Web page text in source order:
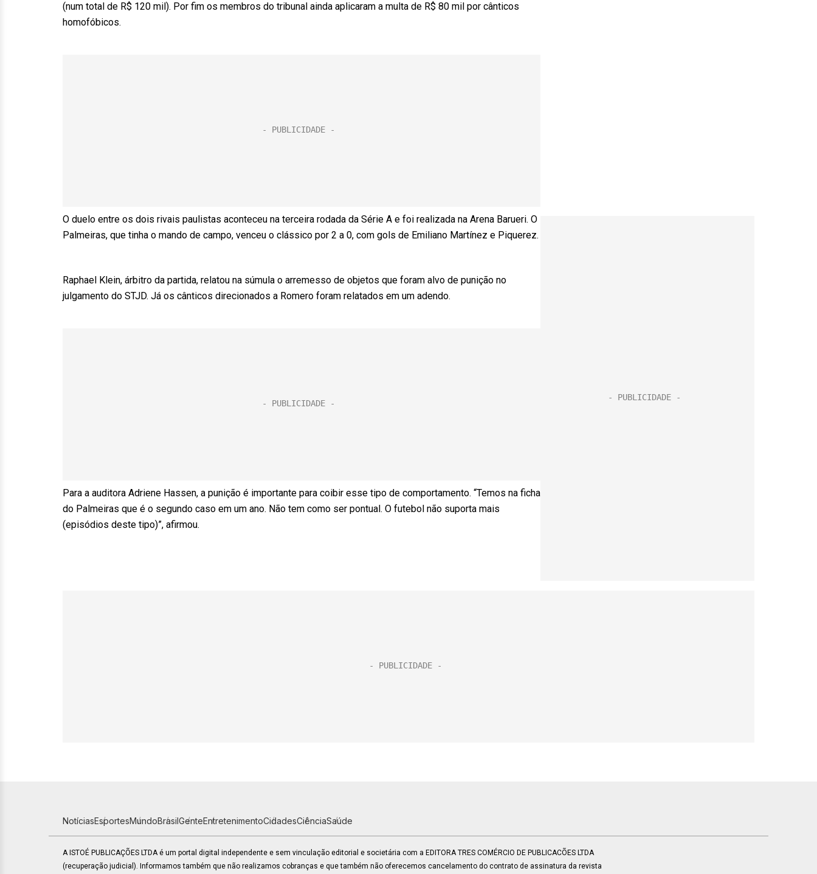
(num total de R$ 120 mil). Por fim os membros do tribunal ainda aplicaram a multa de R$ 80 mil por cânticos
homofóbicos.
O duelo entre os dois rivais paulistas aconteceu na terceira rodada da Série A e foi realizada na Arena Barueri. O
Palmeiras, que tinha o mando de campo, venceu o clássico por 2 a 0, com gols de Emiliano Martínez e Piquerez.
Raphael Klein, árbitro da partida, relatou na súmula o arremesso de objetos que foram alvo de punição no
julgamento do STJD. Já os cânticos direcionados a Romero foram relatados em um adendo.
Para a auditora Adriene Hassen, a punição é importante para coibir esse tipo de comportamento. “Temos na ficha
do Palmeiras que é o segundo caso em um ano. Não tem como ser pontual. O futebol não suporta mais
(episódios deste tipo)”, afirmou.
NotíciasEsportesMundoBrasilGenteEntretenimentoCidadesCiênciaSaúde
A ISTOÉ PUBLICAÇÕES LTDA é um portal digital independente e sem vinculação editorial e societária com a EDITORA TRES COMÉRCIO DE PUBLICACÕES LTDA
(recuperação judicial). Informamos também que não realizamos cobranças e que também não oferecemos cancelamento do contrato de assinatura da revista